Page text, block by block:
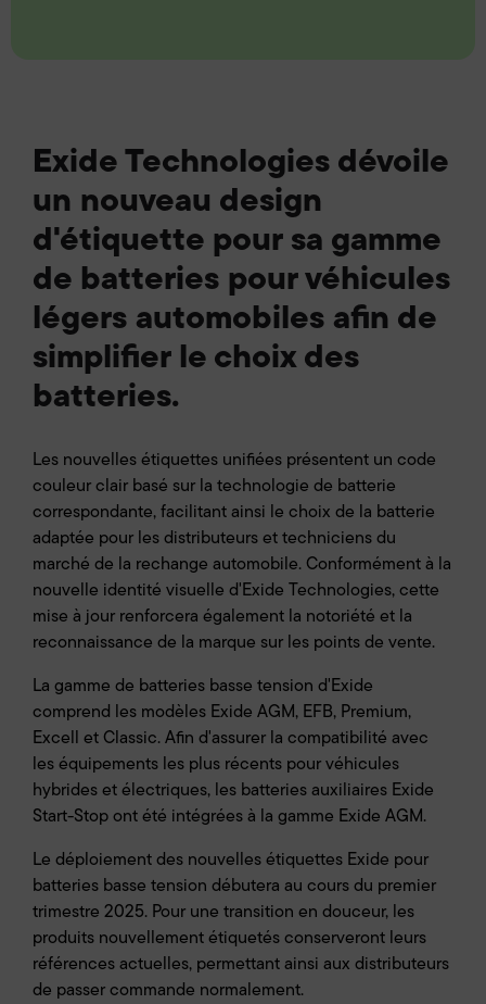
Exide Technologies dévoile
un nouveau design
d'étiquette pour sa gamme
de batteries pour véhicules
légers automobiles afin de
simplifier le choix des
batteries.
Les nouvelles étiquettes unifiées présentent un code
couleur clair basé sur la technologie de batterie
correspondante, facilitant ainsi le choix de la batterie
adaptée pour les distributeurs et techniciens du
marché de la rechange automobile. Conformément à la
nouvelle identité visuelle d'Exide Technologies, cette
mise à jour renforcera également la notoriété et la
reconnaissance de la marque sur les points de vente.
La gamme de batteries basse tension d'Exide
comprend les modèles Exide AGM, EFB, Premium,
Excell et Classic. Afin d'assurer la compatibilité avec
les équipements les plus récents pour véhicules
hybrides et électriques, les batteries auxiliaires Exide
Start-Stop ont été intégrées à la gamme Exide AGM.
Le déploiement des nouvelles étiquettes Exide pour
batteries basse tension débutera au cours du premier
trimestre 2025. Pour une transition en douceur, les
produits nouvellement étiquetés conserveront leurs
références actuelles, permettant ainsi aux distributeurs
de passer commande normalement.